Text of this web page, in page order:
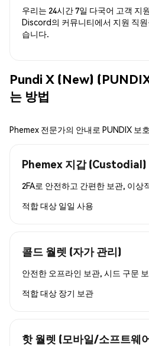
우리는 24시간 7일 다국어 고객 지
Discord의 커뮤니티에서 지원 직
습니다.
Pundi X (New)
는 방법
Phemex 전문가의 안내로 PUNDIX 보호
Phemex 지갑 (Custodial)
2FA로 안전하고 간편한 보관, 이상
적합 대상 일일 사용
콜드 월렛 (자가 관리)
안전한 오프라인 보관, 시드 구문
적합 대상 장기 보관
핫 월렛 (모바일/소프트웨